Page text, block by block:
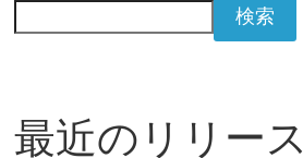
検索
最近のリリース